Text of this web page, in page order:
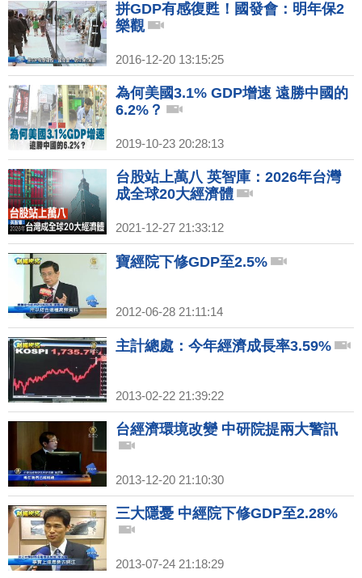
拼GDP有感復甦！國發會：明年保2
樂觀
2016-12-20 13:15:25
為何美國3.1% GDP增速 遠勝中國的
6.2%？
2019-10-23 20:28:13
台股站上萬八 英智庫：2026年台灣
成全球20大經濟體
2021-12-27 21:33:12
寶經院下修GDP至2.5%
2012-06-28 21:11:14
主計總處：今年經濟成長率3.59%
2013-02-22 21:39:22
台經濟環境改變 中研院提兩大警訊
2013-12-20 21:10:30
三大隱憂 中經院下修GDP至2.28%
2013-07-24 21:18:29